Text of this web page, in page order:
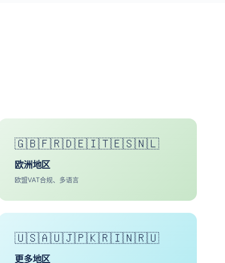
🇬🇧🇫🇷🇩🇪🇮🇹🇪🇸🇳🇱
欧洲地区
欧盟VAT合规、多语言
🇺🇸🇦🇺🇯🇵🇰🇷🇮🇳🇷🇺
更多地区